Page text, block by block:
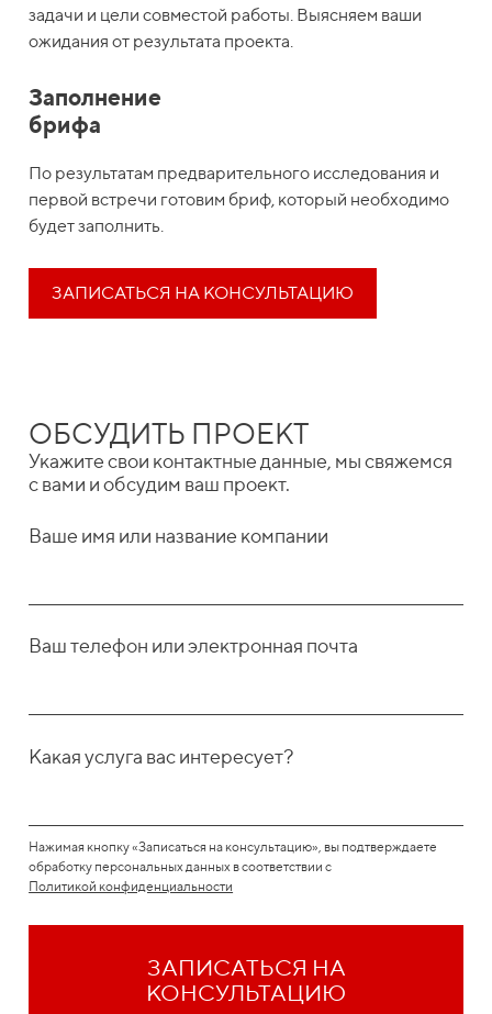
задачи и цели совместой работы. Выясняем ваши
ожидания от результата проекта.
Заполнение
брифа
По результатам предварительного исследования и
первой встречи готовим бриф, который необходимо
будет заполнить.
ЗАПИСАТЬСЯ НА КОНСУЛЬТАЦИЮ
ОБСУДИТЬ ПРОЕКТ
Укажите свои контактные данные, мы свяжемся
с вами и обсудим ваш проект.
Ваше имя или название компании
Ваш телефон или электронная почта
Какая услуга вас интересует?
Нажимая кнопку «Записаться на консультацию», вы подтверждаете
обработку персональных данных в соответствии с
Политикой конфиденциальности
ЗАПИСАТЬСЯ НА
КОНСУЛЬТАЦИЮ